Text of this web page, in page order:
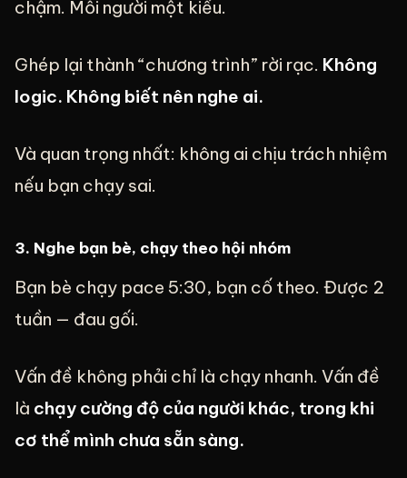
chậm. Mỗi người một kiểu.
Ghép lại thành “chương trình” rời rạc. Không
logic. Không biết nên nghe ai.
Và quan trọng nhất: không ai chịu trách nhiệm
nếu bạn chạy sai.
3. Nghe bạn bè, chạy theo hội nhóm
Bạn bè chạy pace 5:30, bạn cố theo. Được 2
tuần — đau gối.
Vấn đề không phải chỉ là chạy nhanh. Vấn đề
là chạy cường độ của người khác, trong khi
cơ thể mình chưa sẵn sàng.